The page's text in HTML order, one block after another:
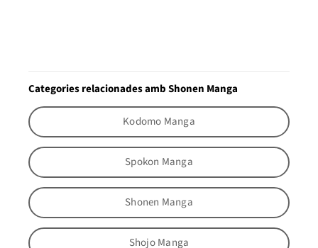
Categories relacionades amb Shonen Manga
Kodomo Manga
Spokon Manga
Shonen Manga
Shojo Manga